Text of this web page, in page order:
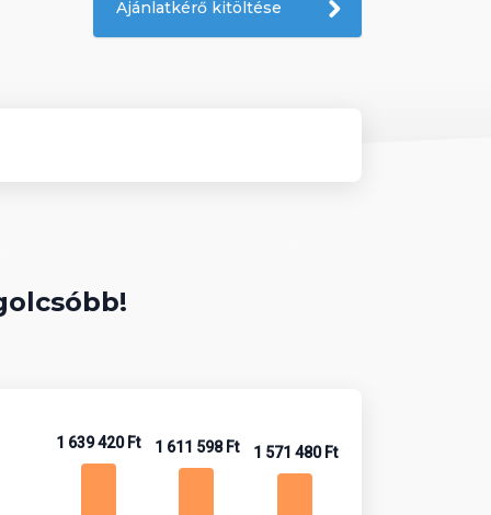
Ajánlatkérő kitöltése
1 639 420 Ft 1 611 598 Ft 1 571 480 Ft